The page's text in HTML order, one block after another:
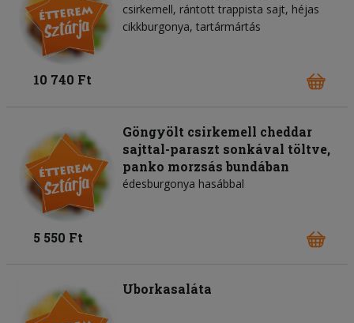
csirkemell, rántott trappista sajt, héjas
cikkburgonya, tartármártás
10 740 Ft
Göngyölt csirkemell cheddar
sajttal-paraszt sonkával töltve,
panko morzsás bundában
édesburgonya hasábbal
5 550 Ft
Uborkasaláta